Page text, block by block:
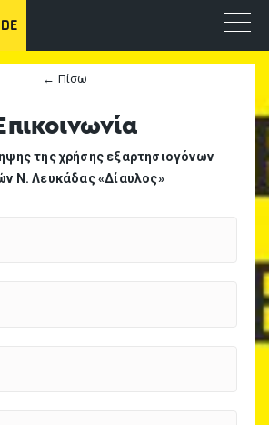
← Πίσω
της χρήσης εξαρτησιογόνων
Ν. Λευκάδας «Δίαυλος»